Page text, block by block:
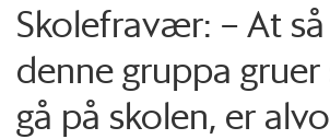
Skolefravær: – At
denne gruppa gruer
gå på skolen, er